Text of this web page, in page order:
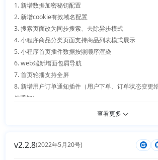
17. 多商户新增等级付费购买及功能限制
18. 门店新增达达配送
19. 优惠券细节优化支持多商户
20. 限时秒杀细节优化支持多商户
1. 新增数据加密秘钥配置
2. 新增cookie有效域名配置
3. 搜索页面改为同步搜索、去除异步模式
4. 小程序商品分类页面支持商品列表模式展示
5. 小程序首页插件数据按照顺序渲染
6. web端新增面包屑导航
7. 首页轮播支持全屏
8. 新增用户订单通知插件（用户下单、订单状态变更
件通知）
9. 多商户优化（商户平台商品添加、保证金退回优化
11. 分销优化（支持多商户）
查看更多
v2.2.8(2022年5月20号)